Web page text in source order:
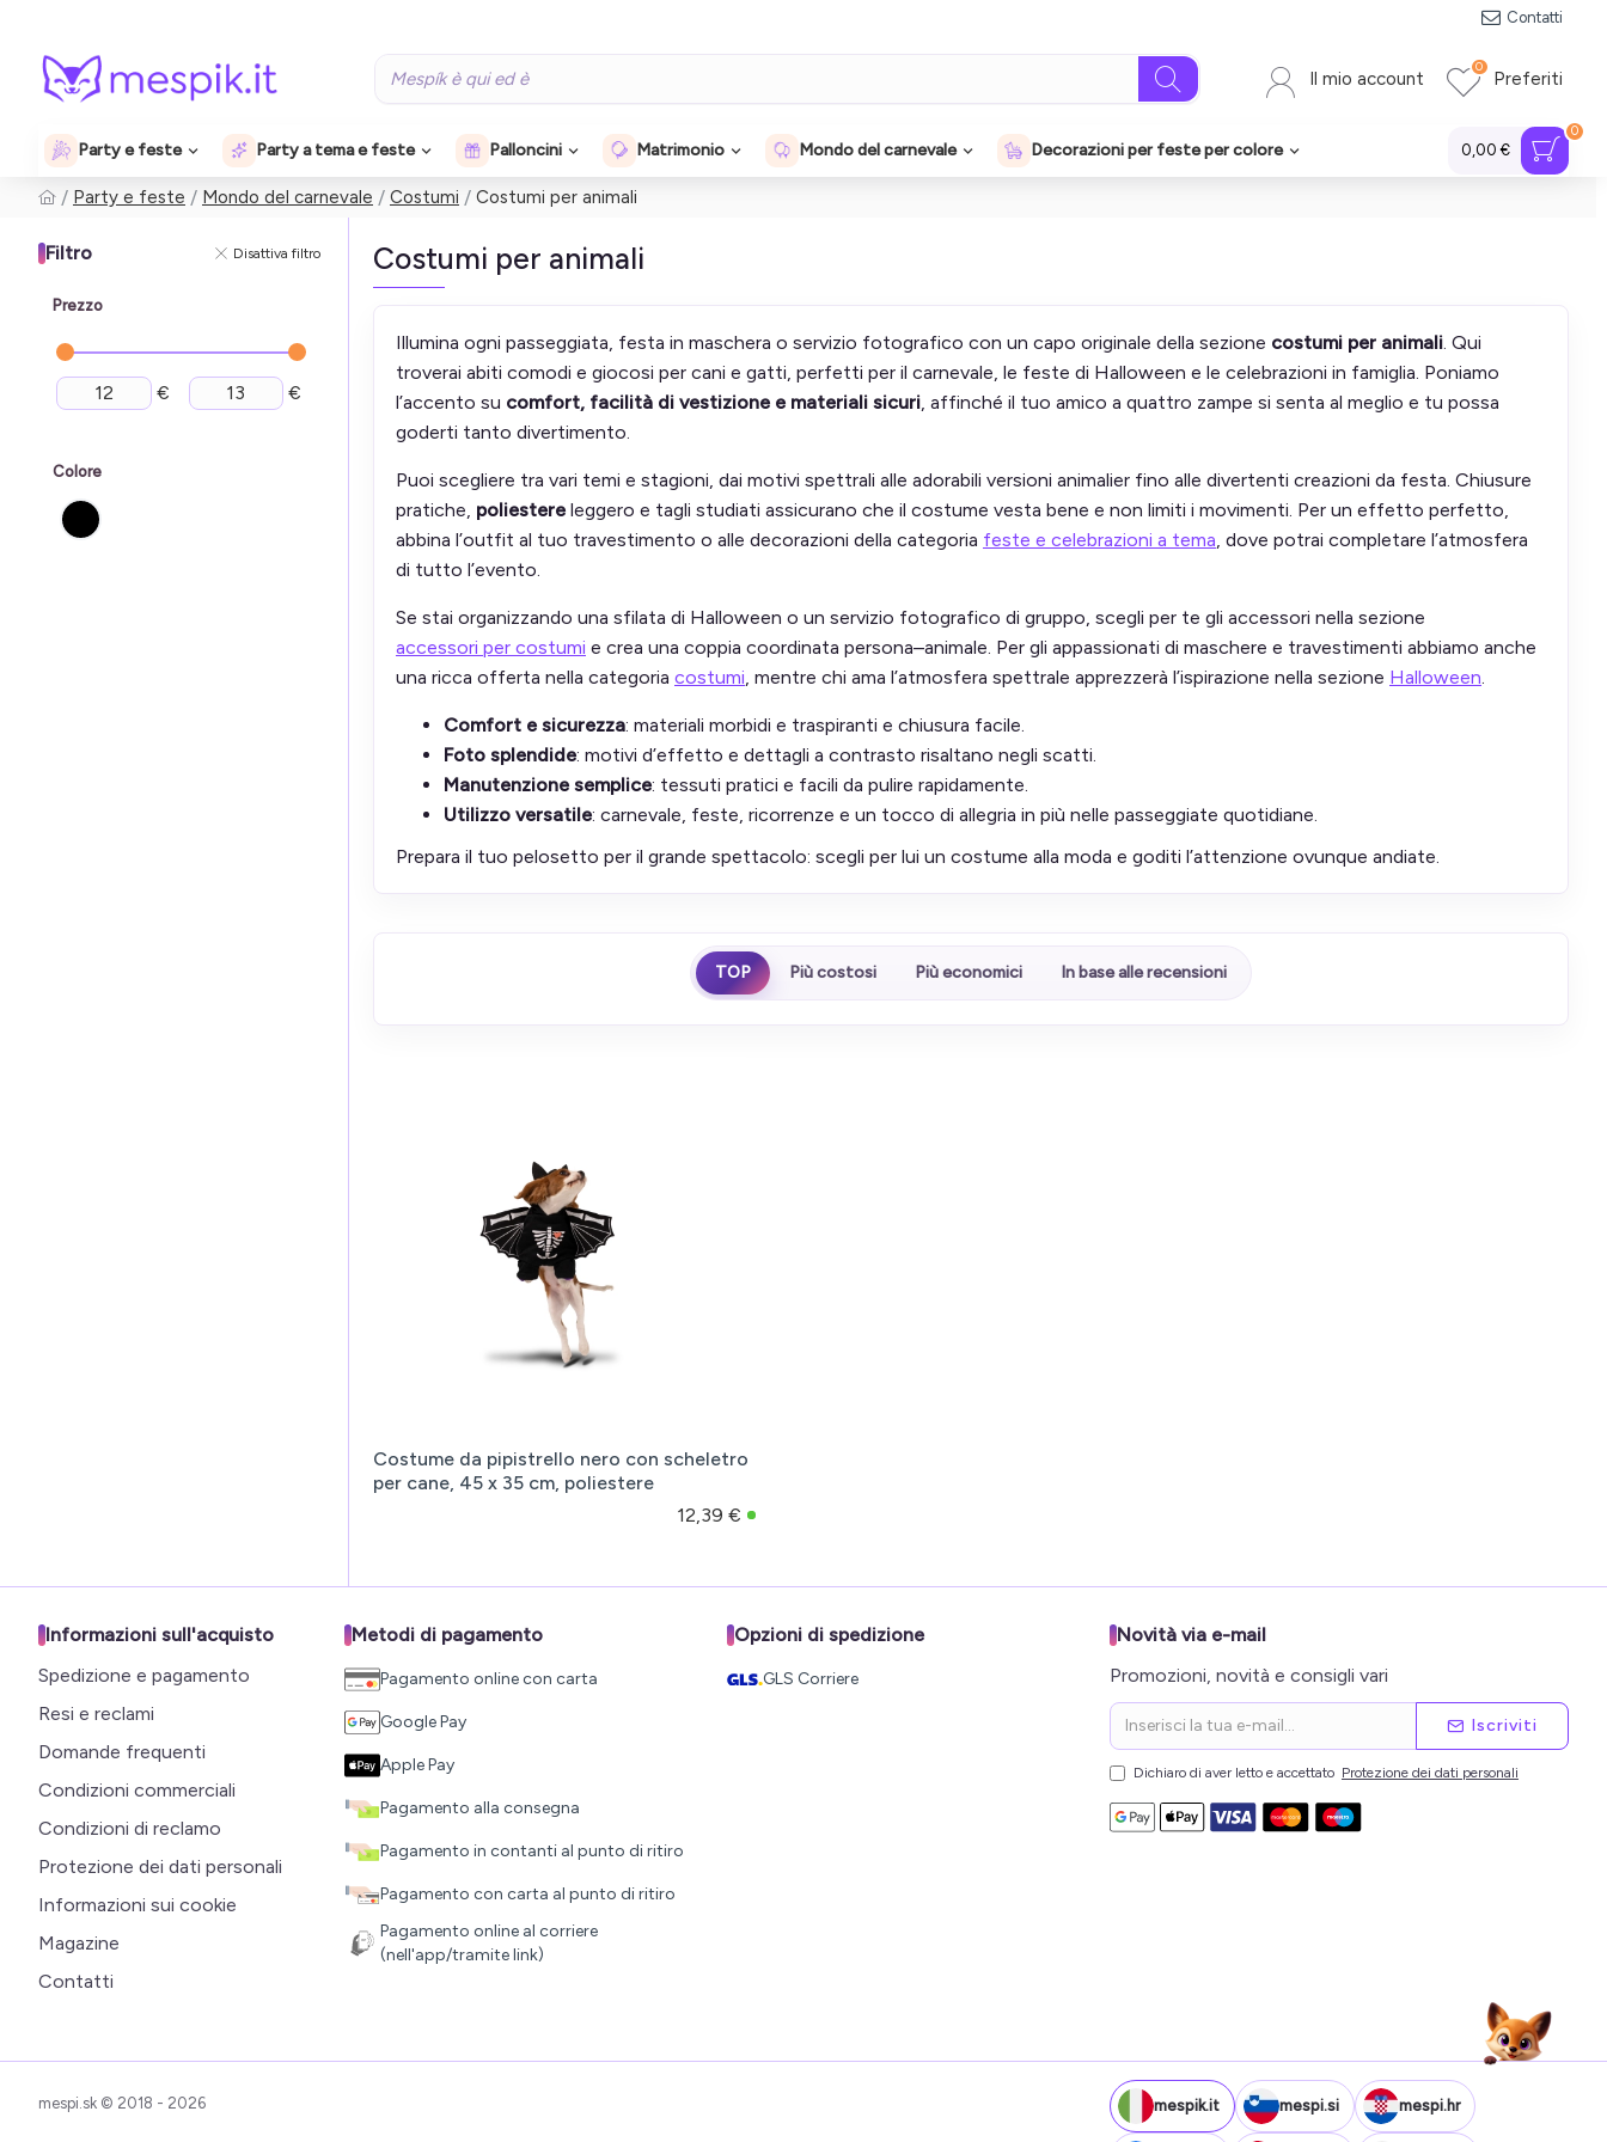
Contatti
Il mio account Preferiti
0
Party e feste Party a tema e feste Palloncini Matrimonio Mondo del carnevale Decorazioni per feste per colore 0,00 €
0
Party e feste Mondo del carnevale Costumi Costumi per animali
Filtro Disattiva filtro
Prezzo
€ €
Colore
Costumi per animali
Illumina ogni passeggiata, festa in maschera o servizio fotografico con un capo originale della sezione costumi per animali. Qui
troverai abiti comodi e giocosi per cani e gatti, perfetti per il carnevale, le feste di Halloween e le celebrazioni in famiglia. Poniamo
l’accento su comfort, facilità di vestizione e materiali sicuri, affinché il tuo amico a quattro zampe si senta al meglio e tu possa
goderti tanto divertimento.
Puoi scegliere tra vari temi e stagioni, dai motivi spettrali alle adorabili versioni animalier fino alle divertenti creazioni da festa. Chiusure
pratiche, poliestere leggero e tagli studiati assicurano che il costume vesta bene e non limiti i movimenti. Per un effetto perfetto,
abbina l’outfit al tuo travestimento o alle decorazioni della categoria feste e celebrazioni a tema, dove potrai completare l’atmosfera
di tutto l’evento.
Se stai organizzando una sfilata di Halloween o un servizio fotografico di gruppo, scegli per te gli accessori nella sezione
accessori per costumi e crea una coppia coordinata persona–animale. Per gli appassionati di maschere e travestimenti abbiamo anche
una ricca offerta nella categoria costumi, mentre chi ama l’atmosfera spettrale apprezzerà l’ispirazione nella sezione Halloween.
Comfort e sicurezza: materiali morbidi e traspiranti e chiusura facile.
Foto splendide: motivi d’effetto e dettagli a contrasto risaltano negli scatti.
Manutenzione semplice: tessuti pratici e facili da pulire rapidamente.
Utilizzo versatile: carnevale, feste, ricorrenze e un tocco di allegria in più nelle passeggiate quotidiane.
Prepara il tuo pelosetto per il grande spettacolo: scegli per lui un costume alla moda e goditi l’attenzione ovunque andiate.
TOP Più costosi Più economici In base alle recensioni
Costume da pipistrello nero con scheletro
per cane, 45 x 35 cm, poliestere
12,39 €
Informazioni sull'acquisto
Spedizione e pagamento
Resi e reclami
Domande frequenti
Condizioni commerciali
Condizioni di reclamo
Protezione dei dati personali
Informazioni sui cookie
Magazine
Contatti
Metodi di pagamento
Pagamento online con carta
Google Pay
Apple Pay
Pagamento alla consegna
Pagamento in contanti al punto di ritiro
Pagamento con carta al punto di ritiro
Pagamento online al corriere
(nell'app/tramite link)
Opzioni di spedizione
GLS Corriere
Novità via e-mail
Promozioni, novità e consigli vari
Iscriviti
Dichiaro di aver letto e accettato Protezione dei dati personali
mespi.sk © 2018 - 2026 mespik.it mespi.si mespi.hr